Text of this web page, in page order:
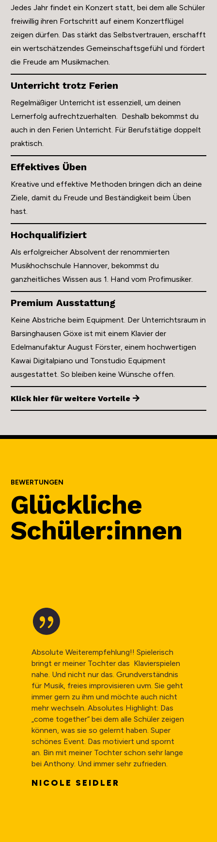
Jedes Jahr findet ein Konzert statt, bei dem alle Schüler
freiwillig ihren Fortschritt auf einem Konzertflügel
zeigen dürfen. Das stärkt das Selbstvertrauen, erschafft
ein wertschätzendes Gemeinschaftsgefühl und fördert
die Freude am Musikmachen.
Unterricht trotz Ferien
Regelmäßiger Unterricht ist essenziell, um deinen
Lernerfolg aufrechtzuerhalten. Deshalb bekommst du
auch in den Ferien Unterricht. Für Berufstätige doppelt
praktisch.
Effektives Üben
Kreative und effektive Methoden bringen dich an deine
Ziele, damit du Freude und Beständigkeit beim Üben
hast.
Hochqualifiziert
Als erfolgreicher Absolvent der renommierten
Musikhochschule Hannover, bekommst du
ganzheitliches Wissen aus 1. Hand vom Profimusiker.
Premium Ausstattung
Keine Abstriche beim Equipment. Der Unterrichtsraum in
Barsinghausen Göxe ist mit einem Klavier der
Edelmanufaktur August Förster, einem hochwertigen
Kawai Digitalpiano und Tonstudio Equipment
ausgestattet. So bleiben keine Wünsche offen.
Klick hier für weitere Vorteile
BEWERTUNGEN
Glückliche
Schüler:innen
Absolute Weiterempfehlung!! Spielerisch
bringt er meiner Tochter das Klavierspielen
nahe. Und nicht nur das. Grundverständnis
für Musik, freies improvisieren uvm. Sie geht
immer gern zu ihm und möchte auch nicht
mehr wechseln. Absolutes Highlight: Das
„come together“ bei dem alle Schüler zeigen
können, was sie so gelernt haben. Super
schönes Event. Das motiviert und spornt
an. Bin mit meiner Tochter schon sehr lange
bei Anthony. Und immer sehr zufrieden.
NICOLE SEIDLER